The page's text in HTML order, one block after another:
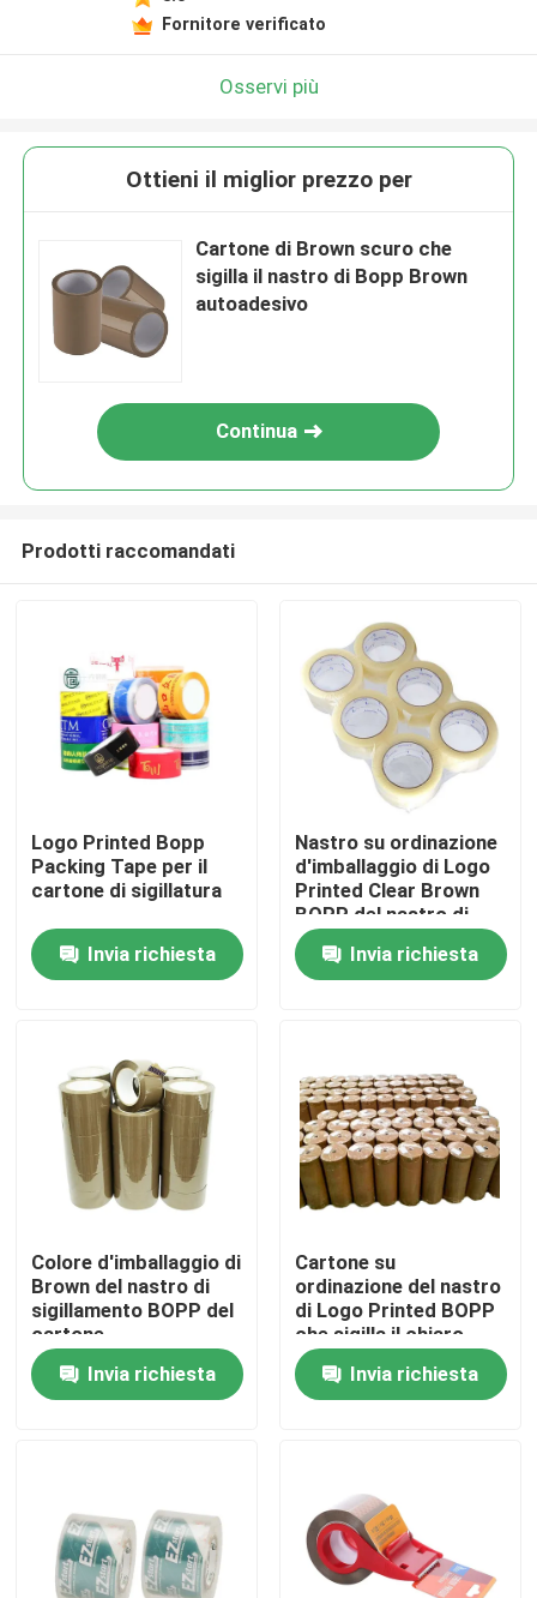
Casa
Prodotti
Circa noi
Giro della fabbrica
Controllo di qualità
Contattici
Casi
Nastro dell'imballaggio di Bopp
Fornitore verificato
Osservi più
Ottieni il miglior prezzo per
Cartone di Brown scuro che
sigilla il nastro di Bopp Brown
autoadesivo
Continua
Prodotti raccomandati
Logo Printed Bopp
Packing Tape per il
cartone di sigillatura
Invia richiesta
Nastro su ordinazione
d'imballaggio di Logo
Printed Clear Brown
BOPP del nastro di
sigillamento BOPP del
cartoneInvia richiesta
Colore d'imballaggio di
Brown del nastro di
sigillamento BOPP del
cartone
Invia richiesta
Cartone su
ordinazione del nastro
di Logo Printed BOPP
che sigilla il chiaro
nastro Rolls enorme di
BOPP Invia richiesta